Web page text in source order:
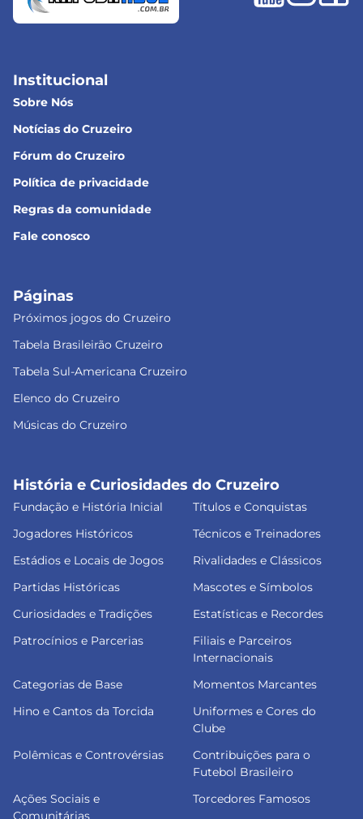
Institucional
Sobre Nós
Notícias do Cruzeiro
Fórum do Cruzeiro
Política de privacidade
Regras da comunidade
Fale conosco
Páginas
Próximos jogos do Cruzeiro
Tabela Brasileirão Cruzeiro
Tabela Sul-Americana Cruzeiro
Elenco do Cruzeiro
Músicas do Cruzeiro
História e Curiosidades do Cruzeiro
Fundação e História Inicial
Títulos e Conquistas
Jogadores Históricos
Técnicos e Treinadores
Estádios e Locais de Jogos
Rivalidades e Clássicos
Partidas Históricas
Mascotes e Símbolos
Curiosidades e Tradições
Estatísticas e Recordes
Patrocínios e Parcerias
Filiais e Parceiros
Internacionais
Categorias de Base
Momentos Marcantes
Hino e Cantos da Torcida
Uniformes e Cores do
Clube
Polêmicas e Controvérsias
Contribuições para o
Futebol Brasileiro
Ações Sociais e
Torcedores Famosos